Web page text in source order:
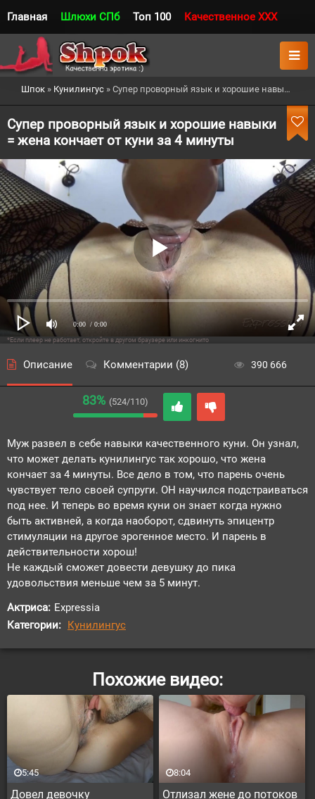
Главная Шлюхи СПб Топ 100 Качественное XXX
Шпок » Кунилингус » Супер проворный язык и хорошие навыки = жена кончает от куни за 4 минуты
Супер проворный язык и хорошие навыки
= жена кончает от куни за 4 минуты
0:00 / 0:00
*Если плеер не работает, откройте в другом браузере или инкогнито
Описание Комментарии (8)
83% (524/110)
390 666
Муж развел в себе навыки качественного куни. Он узнал,
что может делать кунилингус так хорошо, что жена
кончает за 4 минуты. Все дело в том, что парень очень
чувствует тело своей супруги. ОН научился подстраиваться
под нее. И теперь во время куни он знает когда нужно
быть активней, а когда наоборот, сдвинуть эпицентр
стимуляции на другое эрогенное место. И парень в
действительности хорош!
Не каждый сможет довести девушку до пика
удовольствия меньше чем за 5 минут.
Актриса: Expressia
Категории: Кунилингус
Похожие видео:
Довел девочку
5:45
Отлизал жене до потоков
8:04